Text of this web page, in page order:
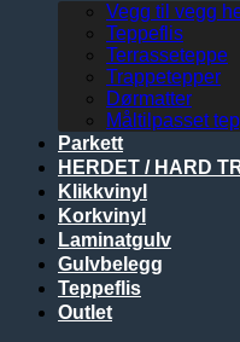
Vegg til vegg
Teppeflis
Terrasseteppe
Trappetepper
Dørmatter
Måltilpasset
Parkett
HERDET / HARD
Klikkvinyl
Korkvinyl
Laminatgulv
Gulvbelegg
Teppeflis
Outlet